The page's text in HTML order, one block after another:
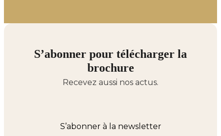
S’abonner pour télécharger la
brochure
Recevez aussi nos actus.
S’abonner à la newsletter